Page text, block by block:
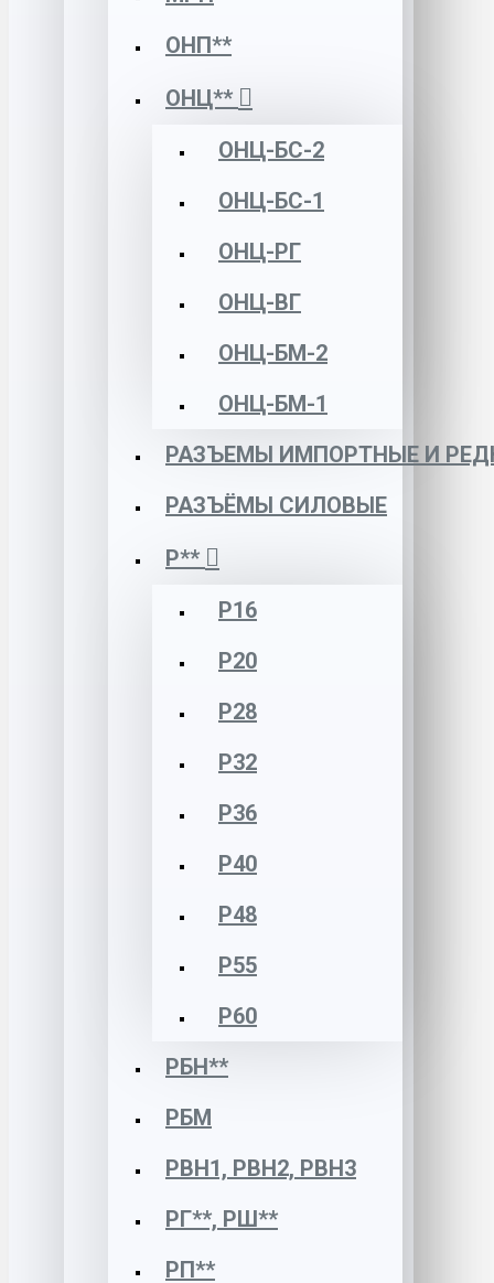
ОНП**
ОНЦ**
ОНЦ-БС-2
ОНЦ-БС-1
ОНЦ-РГ
ОНЦ-ВГ
ОНЦ-БМ-2
ОНЦ-БМ-1
РАЗЪЕМЫ ИМПОРТНЫЕ И
РАЗЪЁМЫ СИЛОВЫЕ
Р**
Р16
Р20
Р28
Р32
Р36
Р40
Р48
Р55
Р60
РБН**
РБМ
РВН1, РВН2, РВН3
РГ**, РШ**
РП**